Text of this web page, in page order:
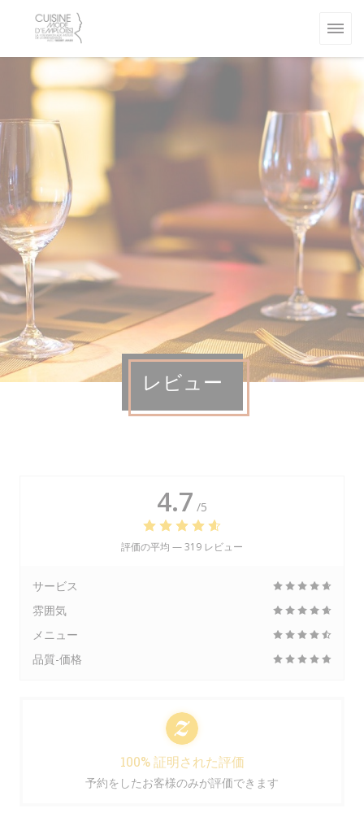
レビュー
4.7 /5
評価の平均 —319 レビュー
サービス
雰囲気
メニュー
品質-価格
100% 証明された評価
予約をしたお客様のみが評価できます